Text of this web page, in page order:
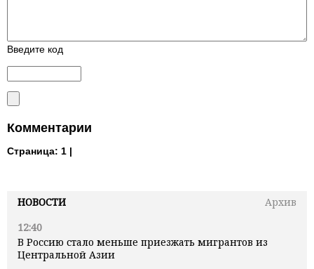
НОВОСТИ
Архив
12:40
В Россию стало меньше приезжать мигрантов из
Центральной Азии
Введите код
Комментарии
Страница: 1 |